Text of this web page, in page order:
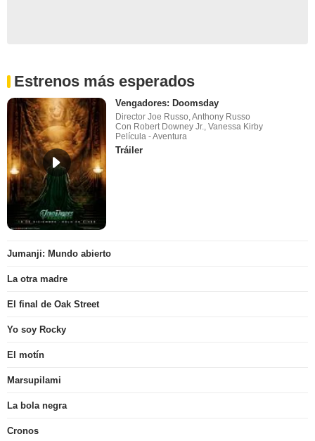
Estrenos más esperados
Vengadores: Doomsday
Director Joe Russo, Anthony Russo
Con Robert Downey Jr., Vanessa Kirby
Película - Aventura
Tráiler
Jumanji: Mundo abierto
La otra madre
El final de Oak Street
Yo soy Rocky
El motín
Marsupilami
La bola negra
Cronos